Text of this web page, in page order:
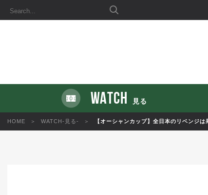
WATCH 見る
HOME WATCH-見る- 【オーシャンカップ】全日本のリベンジ